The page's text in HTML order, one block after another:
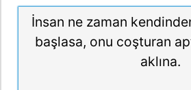
İnsan ne zaman
başlasa, onu coşturan
aklına.